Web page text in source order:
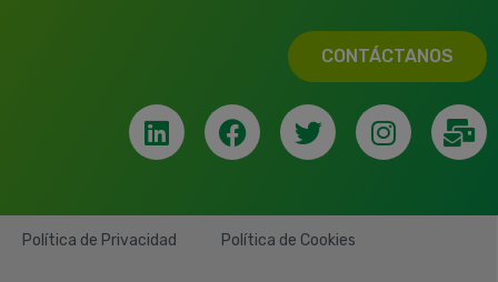
CONTÁCTANOS
Política de Privacidad Política de Cookies